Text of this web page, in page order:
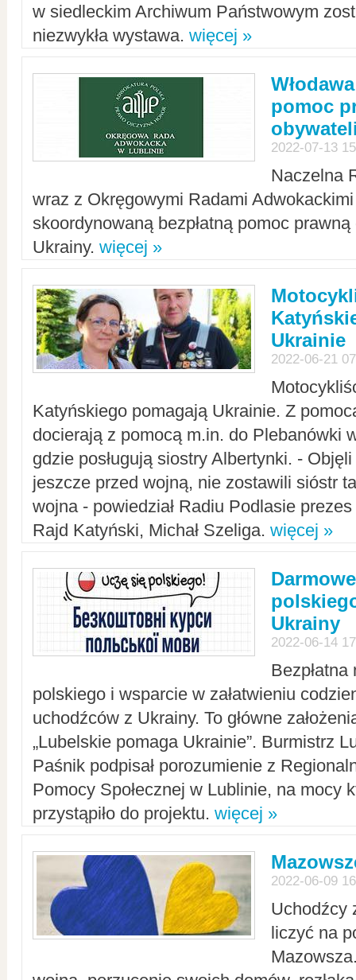
w siedleckim Archiwum Państwowym
niezwykła wystawa. więcej »
pomoc
2022-07-13
Naczelna
wraz z Okręgowymi Radami Adwokackimi
skoordynowaną bezpłatną pomoc
Ukrainy. więcej »
Ukrainie
2022-06-21
Katyńskiego pomagają Ukrainie. Z
docierają z pomocą m.in. do Plebanówki
gdzie posługują siostry Albertynki. -
jeszcze przed wojną, nie zostawili sióstr
wojna - powiedział Radiu Podlasie
Rajd Katyński, Michał Szeliga. więcej »
Ukrainy
2022-06-14
polskiego i wsparcie w załatwieniu
uchodźców z Ukrainy. To główne
„Lubelskie pomaga Ukrainie”. Burmistrz
Paśnik podpisał porozumienie z
Pomocy Społecznej w Lublinie, na mocy
przystąpiło do projektu. więcej »
2022-06-09
Uchodźcy
liczyć na